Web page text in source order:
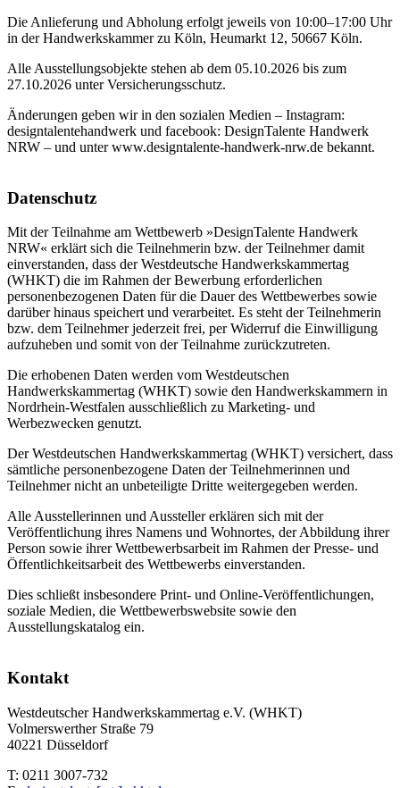
Die Anlieferung und Abholung erfolgt jeweils von 10:00–17:00 Uhr
in der Handwerkskammer zu Köln, Heumarkt 12, 50667 Köln.
Alle Ausstellungsobjekte stehen ab dem 05.10.2026 bis zum
27.10.2026 unter Versicherungsschutz.
Änderungen geben wir in den sozialen Medien – Instagram:
designtalentehandwerk und facebook: DesignTalente Handwerk
NRW – und unter www.designtalente-handwerk-nrw.de bekannt.
Datenschutz
Mit der Teilnahme am Wettbewerb »DesignTalente Handwerk
NRW« erklärt sich die Teilnehmerin bzw. der Teilnehmer damit
einverstanden, dass der Westdeutsche Handwerkskammertag
(WHKT) die im Rahmen der Bewerbung erforderlichen
personenbezogenen Daten für die Dauer des Wettbewerbes sowie
darüber hinaus speichert und verarbeitet. Es steht der Teilnehmerin
bzw. dem Teilnehmer jederzeit frei, per Widerruf die Einwilligung
aufzuheben und somit von der Teilnahme zurückzutreten.
Die erhobenen Daten werden vom Westdeutschen
Handwerkskammertag (WHKT) sowie den Handwerkskammern in
Nordrhein-Westfalen ausschließlich zu Marketing- und
Werbezwecken genutzt.
Der Westdeutschen Handwerkskammertag (WHKT) versichert, dass
sämtliche personenbezogene Daten der Teilnehmerinnen und
Teilnehmer nicht an unbeteiligte Dritte weitergegeben werden.
Alle Ausstellerinnen und Aussteller erklären sich mit der
Veröffentlichung ihres Namens und Wohnortes, der Abbildung ihrer
Person sowie ihrer Wettbewerbsarbeit im Rahmen der Presse- und
Öffentlichkeitsarbeit des Wettbewerbs einverstanden.
Dies schließt insbesondere Print- und Online-Veröffentlichungen,
soziale Medien, die Wettbewerbswebsite sowie den
Ausstellungskatalog ein.
Kontakt
Westdeutscher Handwerkskammertag e.V. (WHKT)
Volmerswerther Straße 79
40221 Düsseldorf
T: 0211 3007-732